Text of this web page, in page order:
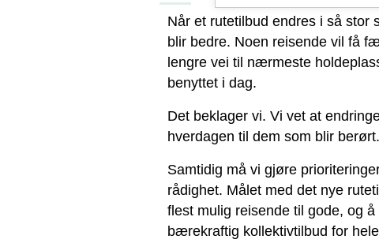
Når et rutetilbud endres i så stor
blir bedre. Noen reisende vil få
lengre vei til nærmeste
benyttet i dag.
Det beklager vi. Vi vet at
hverdagen til dem som blir berørt.
Samtidig må vi gjøre
rådighet. Målet med det nye
flest mulig reisende til gode, og
bærekraftig kollektivtilbud for